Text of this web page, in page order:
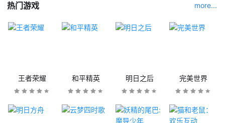
热门游戏 more...
王者荣耀 和平精英 明日之后 完美世界